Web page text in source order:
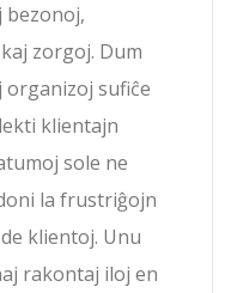
bezonoj,
zorgoj. Dum
organizoj sufiĉe
klientajn
sole ne
la frustriĝojn
klientoj. Unu
rakontaj iloj en